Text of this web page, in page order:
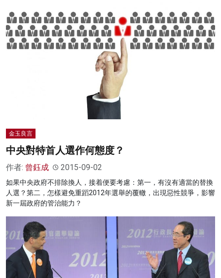
金玉良言
中央對特首人選作何態度？
作者: 曾鈺成 2015-09-02
如果中央政府不排除換人，接着便要考慮：第一，有沒有適當的替換
人選？第二，怎樣避免重蹈2012年選舉的覆轍，出現惡性競爭，影響
新一屆政府的管治能力？